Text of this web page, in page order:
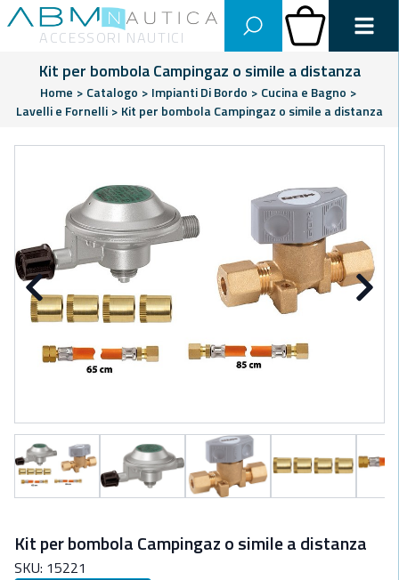
Abm Nautica
ACCESSORI NAUTICI
Carrello
Kit per bombola Campingaz o simile a distanza
Home > Catalogo > Impianti Di Bordo > Cucina e Bagno >
Lavelli e Fornelli > Kit per bombola Campingaz o simile a distanza
Precedente
Kit per bombola Campingaz o simile a distanza
SKU: 15221